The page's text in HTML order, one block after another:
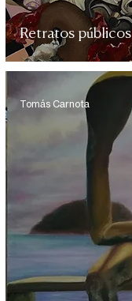
Retratos públicos
Tomás Carnota